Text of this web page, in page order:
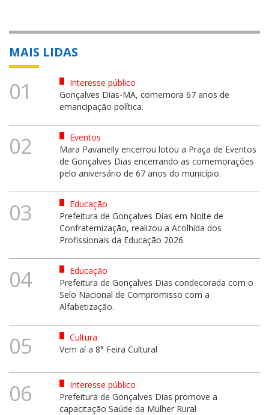
MAIS LIDAS
01
Interesse público
Gonçalves Dias-MA, comemora 67 anos de
emancipação política.
02
Eventos
Mara Pavanelly encerrou lotou a Praça de Eventos
de Gonçalves Dias encerrando as comemorações
pelo aniversário de 67 anos do município.
03
Educação
Prefeitura de Gonçalves Dias em Noite de
Confraternização, realizou a Acolhida dos
Profissionais da Educação 2026.
04
Educação
Prefeitura de Gonçalves Dias condecorada com o
Selo Nacional de Compromisso com a
Alfabetização.
05
Cultura
Vem aí a 8° Feira Cultural
06
Interesse público
Prefeitura de Gonçalves Dias promove a
capacitação Saúde da Mulher Rural